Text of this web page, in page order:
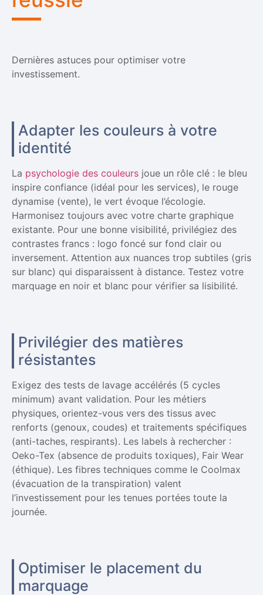
Dernières astuces pour optimiser votre
investissement.
Adapter les couleurs à votre
identité
La psychologie des couleurs joue un rôle clé : le bleu
inspire confiance (idéal pour les services), le rouge
dynamise (vente), le vert évoque l’écologie.
Harmonisez toujours avec votre charte graphique
existante. Pour une bonne visibilité, privilégiez des
contrastes francs : logo foncé sur fond clair ou
inversement. Attention aux nuances trop subtiles (gris
sur blanc) qui disparaissent à distance. Testez votre
marquage en noir et blanc pour vérifier sa lisibilité.
Privilégier des matières
résistantes
Exigez des tests de lavage accélérés (5 cycles
minimum) avant validation. Pour les métiers
physiques, orientez-vous vers des tissus avec
renforts (genoux, coudes) et traitements spécifiques
(anti-taches, respirants). Les labels à rechercher :
Oeko-Tex (absence de produits toxiques), Fair Wear
(éthique). Les fibres techniques comme le Coolmax
(évacuation de la transpiration) valent
l’investissement pour les tenues portées toute la
journée.
Optimiser le placement du
marquage